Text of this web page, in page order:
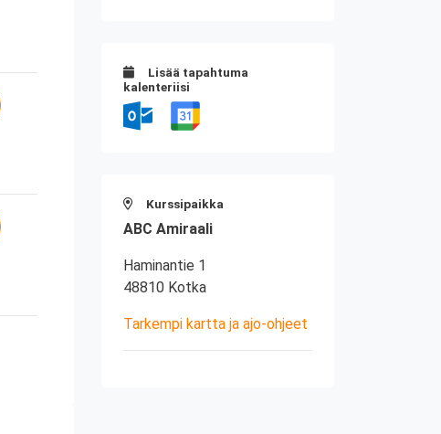
Lisää tapahtuma
kalenteriisi
Kurssipaikka
ABC Amiraali
Haminantie 1
48810 Kotka
Tarkempi kartta ja ajo-ohjeet